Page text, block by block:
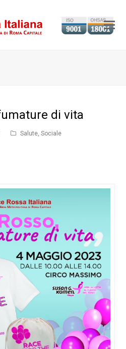
di vita
Salute, Sociale